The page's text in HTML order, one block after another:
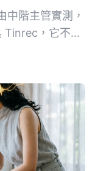
中階主管實測，
Tinrec，它不只